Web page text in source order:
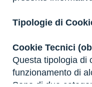
Tipologie di
Cookie Tecnici
Questa tipologia di
funzionamento di